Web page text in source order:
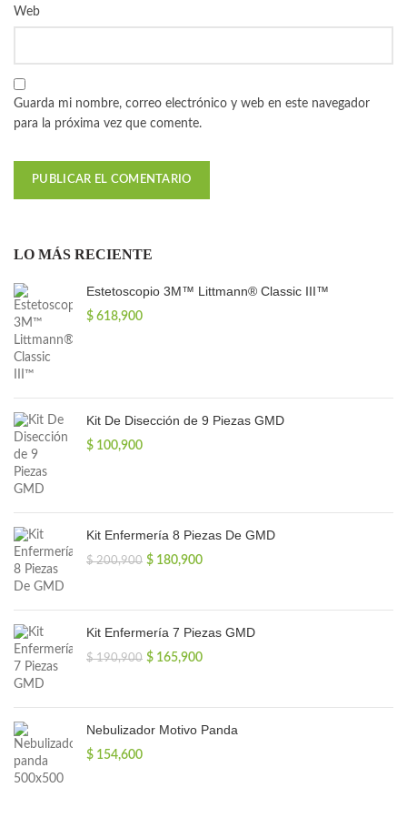
Web
Guarda mi nombre, correo electrónico y web en este navegador
para la próxima vez que comente.
LO MÁS RECIENTE
Estetoscopio 3M™ Littmann® Classic III™
$ 618,900
Kit De Disección de 9 Piezas GMD
$ 100,900
Kit Enfermería 8 Piezas De GMD
$200,900 El
era:
$ 200,900.
$ 180,900El
es:
$ 180,900.
Kit Enfermería 7 Piezas GMD
$190,900 El
era:
$ 190,900.
$ 165,900El
es:
$ 165,900.
Nebulizador Motivo Panda
$ 154,600